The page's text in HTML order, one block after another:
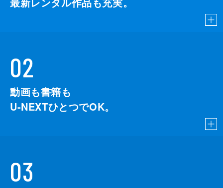
02
動画も書籍も
U-NEXTひとつでOK。
03